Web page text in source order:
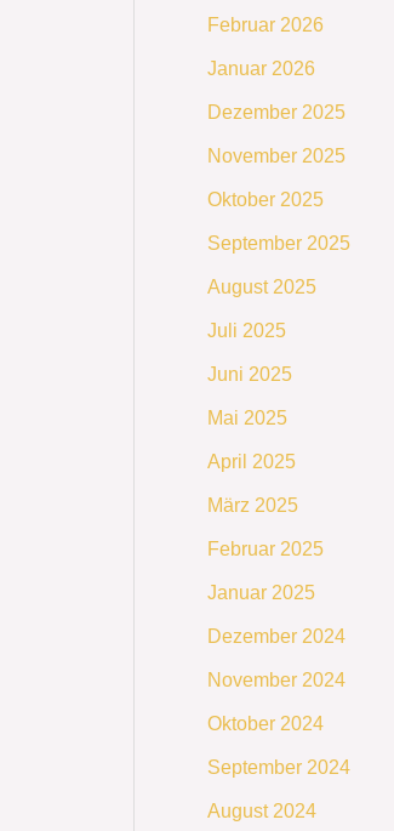
Februar 2026
Januar 2026
Dezember 2025
November 2025
Oktober 2025
September 2025
August 2025
Juli 2025
Juni 2025
Mai 2025
April 2025
März 2025
Februar 2025
Januar 2025
Dezember 2024
November 2024
Oktober 2024
September 2024
August 2024